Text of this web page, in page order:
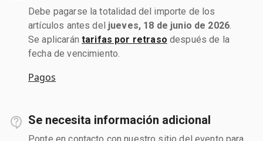
Debe pagarse la totalidad del importe de los
artículos antes del jueves, 18 de junio de 2026
Se aplicarán tarifas por retraso después de la
fecha de vencimiento.
Pagos
Se necesita información adicional